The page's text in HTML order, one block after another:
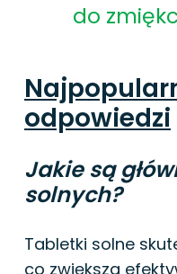
do
odpowiedzi
Jakie są
solnych?
Tabletki solne
co zwiększa